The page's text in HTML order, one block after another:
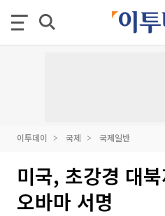
이투데이 국제 국제일반
미국, 초강경 대
오바마 서명